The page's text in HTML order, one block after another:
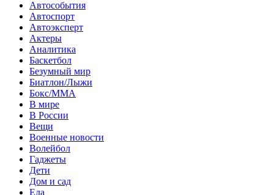
Автособытия
Автоспорт
Автоэксперт
Актеры
Аналитика
Баскетбол
Безумный мир
Биатлон/Лыжи
Бокс/MMA
В мире
В России
Вещи
Военные новости
Волейбол
Гаджеты
Дети
Дом и сад
Еда